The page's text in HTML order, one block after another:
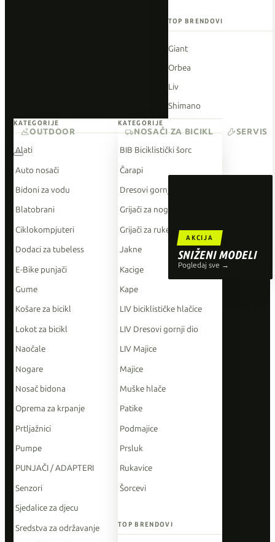
TOP BRENDOVI
Giant
Orbea
Liv
Shimano
O'Neal
AKCIJA
SNIŽENI MODELI
Pogledaj sve →
KATEGORIJE
Alati
Auto nosači
Bidoni za vodu
Blatobrani
Ciklokompjuteri
Dodaci za tubeless
E-Bike punjači
Gume
Košare za bicikl
Lokot za bicikl
Naočale
Nogare
Nosač bidona
Oprema za krpanje
Prtljažnici
Pumpe
PUNJAČI / ADAPTERI
Senzori
Sjedalice za djecu
Sredstva za održavanje
KATEGORIJE
BIB Biciklistički šorc
Čarapi
Dresovi gornji dio
Grijači za noge
Grijači za ruke
Jakne
Kacige
Kape
LIV biciklističke hlačice
LIV Dresovi gornji dio
LIV Majice
Majice
Muške hlače
Patike
Podmajice
Prsluk
Rukavice
Šorcevi
TOP BRENDOVI
OUTDOOR NOSAČI ZA BICIKL SERVIS